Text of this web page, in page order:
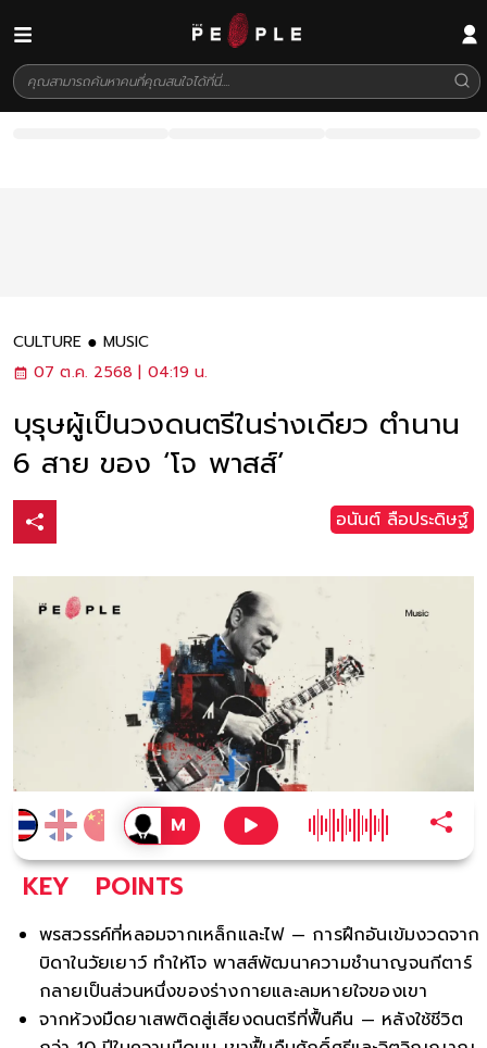
CULTURE
MUSIC
07 ต.ค. 2568 | 04:19 น.
บุรุษผู้เป็นวงดนตรีในร่างเดียว ตำนาน
6 สาย ของ ‘โจ พาสส์’
อนันต์ ลือประดิษฐ์
KEY POINTS
พรสวรรค์ที่หลอมจากเหล็กและไฟ — การฝึกอันเข้มงวดจาก
บิดาในวัยเยาว์ ทำให้โจ พาสส์พัฒนาความชำนาญจนกีตาร์
กลายเป็นส่วนหนึ่งของร่างกายและลมหายใจของเขา
จากห้วงมืดยาเสพติดสู่เสียงดนตรีที่ฟื้นคืน — หลังใช้ชีวิต